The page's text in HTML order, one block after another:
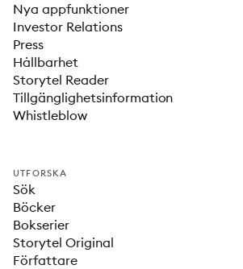
Nya appfunktioner
Investor Relations
Press
Hållbarhet
Storytel Reader
Tillgänglighetsinformation
Whistleblow
UTFORSKA
Sök
Böcker
Bokserier
Storytel Original
Författare